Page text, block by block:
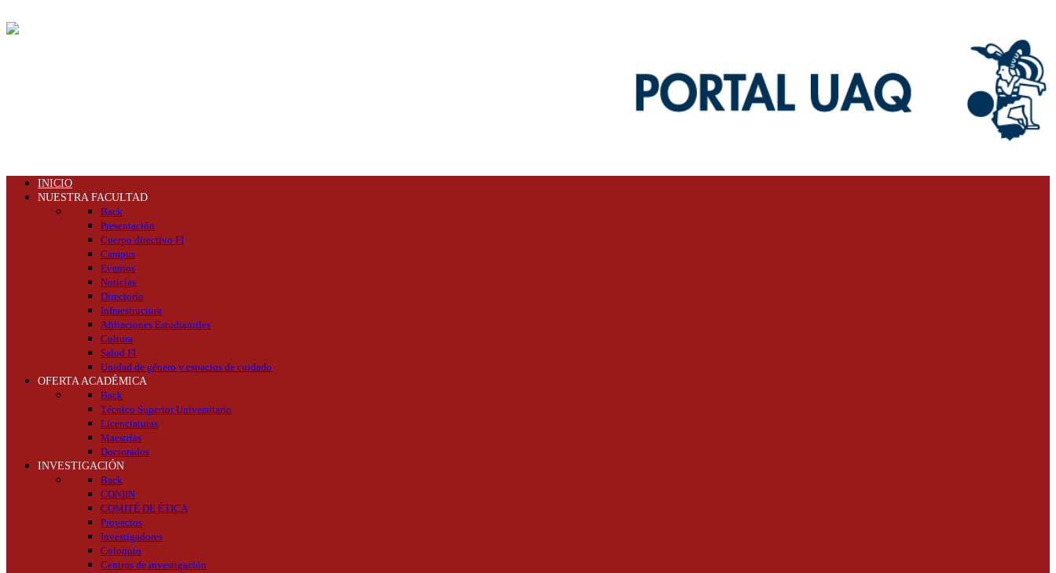
INICIO
NUESTRA FACULTAD
Back
Presentación
Cuerpo directivo FI
Campus
Eventos
Noticias
Directorio
Infraestructura
Afiliaciones Estudiantiles
Cultura
Salud FI
Unidad de género y espacios de cuidado
OFERTA ACADÉMICA
Back
Técnico Superior Universitario
Licenciaturas
Maestrías
Doctorados
INVESTIGACIÓN
Back
CONIIN
COMITÉ DE ÉTICA
Proyectos
Investigadores
Coloquio
Centros de investigación